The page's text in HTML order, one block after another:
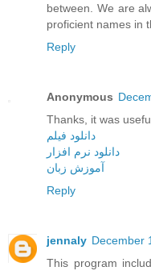
between. We are
proficient names in
Reply
Anonymous
Thanks, it was
دانلود فیلم
دانلود نرم افزار
آموزش زبان
Reply
jennaly December
This program